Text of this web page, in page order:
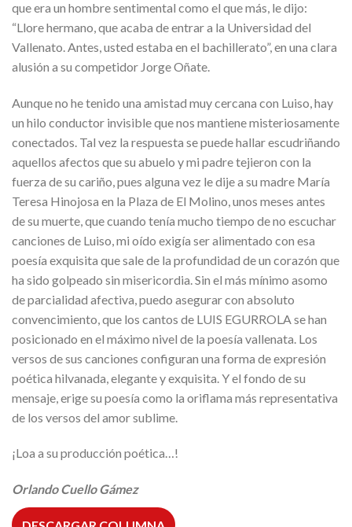
que era un hombre sentimental como el que más, le dijo:
“Llore hermano, que acaba de entrar a la Universidad del
Vallenato. Antes, usted estaba en el bachillerato”, en una clara
alusión a su competidor Jorge Oñate.
Aunque no he tenido una amistad muy cercana con Luiso, hay
un hilo conductor invisible que nos mantiene misteriosamente
conectados. Tal vez la respuesta se puede hallar escudriñando
aquellos afectos que su abuelo y mi padre tejieron con la
fuerza de su cariño, pues alguna vez le dije a su madre María
Teresa Hinojosa en la Plaza de El Molino, unos meses antes
de su muerte, que cuando tenía mucho tiempo de no escuchar
canciones de Luiso, mi oído exigía ser alimentado con esa
poesía exquisita que sale de la profundidad de un corazón que
ha sido golpeado sin misericordia. Sin el más mínimo asomo
de parcialidad afectiva, puedo asegurar con absoluto
convencimiento, que los cantos de LUIS EGURROLA se han
posicionado en el máximo nivel de la poesía vallenata. Los
versos de sus canciones configuran una forma de expresión
poética hilvanada, elegante y exquisita. Y el fondo de su
mensaje, erige su poesía como la oriflama más representativa
de los versos del amor sublime.
¡Loa a su producción poética…!
Orlando Cuello Gámez